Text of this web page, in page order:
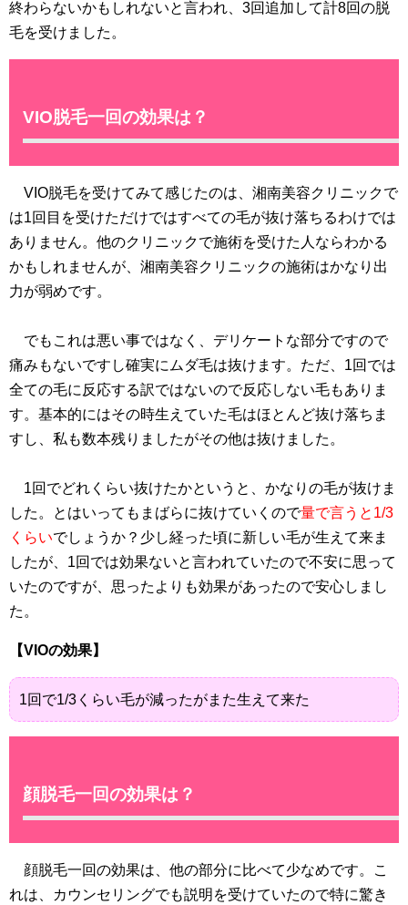
終わらないかもしれないと言われ、3回追加して計8回の脱
毛を受けました。
VIO脱毛一回の効果は？
VIO脱毛を受けてみて感じたのは、湘南美容クリニックで
は1回目を受けただけではすべての毛が抜け落ちるわけでは
ありません。他のクリニックで施術を受けた人ならわかる
かもしれませんが、湘南美容クリニックの施術はかなり出
力が弱めです。
でもこれは悪い事ではなく、デリケートな部分ですので
痛みもないですし確実にムダ毛は抜けます。ただ、1回では
全ての毛に反応する訳ではないので反応しない毛もありま
す。基本的にはその時生えていた毛はほとんど抜け落ちま
すし、私も数本残りましたがその他は抜けました。
1回でどれくらい抜けたかというと、かなりの毛が抜けま
した。とはいってもまばらに抜けていくので量で言うと1/3
くらいでしょうか？少し経った頃に新しい毛が生えて来ま
したが、1回では効果ないと言われていたので不安に思って
いたのですが、思ったよりも効果があったので安心しまし
た。
【VIOの効果】
1回で1/3くらい毛が減ったがまた生えて来た
顔脱毛一回の効果は？
顔脱毛一回の効果は、他の部分に比べて少なめです。こ
れは、カウンセリングでも説明を受けていたので特に驚き